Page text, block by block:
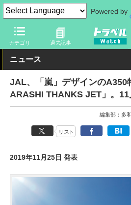
Powered by
カテゴリ 過去記事
トラベル Watch 企業・政府・官庁
ニュース
JAL、「嵐」デザインのA350
ARASHI THANKS JET」。11
編集部：多
リスト
2019年11月25日 発表